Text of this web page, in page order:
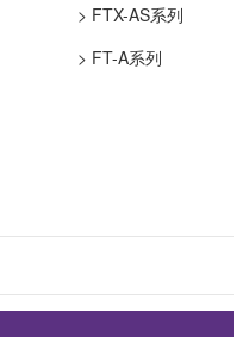
> FTX-AS系列
> FT-A系列